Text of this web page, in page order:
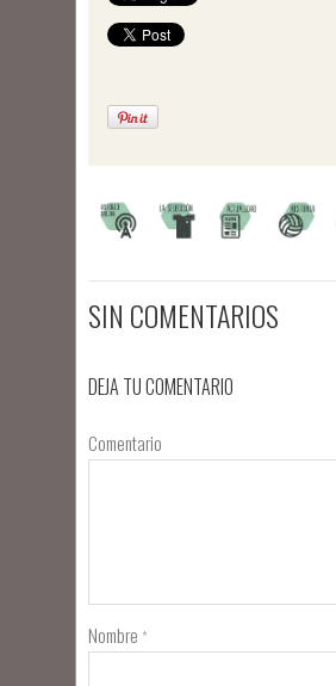
SIN COMENTARIOS
DEJA TU COMENTARIO
Comentario
Nombre *